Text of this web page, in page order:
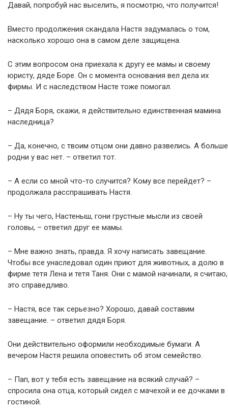
Давай, попробуй нас выселить, я посмотрю, что получится!
Вместо продолжения скандала Настя задумалась о том,
насколько хорошо она в самом деле защищена.
С этим вопросом она приехала к другу ее мамы и своему
юристу, дяде Боре. Он с момента основания вел дела их
фирмы. И с наследством Насте тоже помогал.
– Дядя Боря, скажи, я действительно единственная мамина
наследница?
– Да, конечно, с твоим отцом они давно развелись. А больше
родни у вас нет. – ответил тот.
– А если со мной что-то случится? Кому все перейдет? –
продолжала расспрашивать Настя.
– Ну ты чего, Настеныш, гони грустные мысли из своей
головы, – ответил друг ее мамы.
– Мне важно знать, правда. Я хочу написать завещание.
Чтобы все унаследовал один приют для животных, а долю в
фирме тетя Лена и тетя Таня. Они с мамой начинали, я считаю,
это справедливо.
– Настя, все так серьезно? Хорошо, давай составим
завещание. – ответил дядя Боря.
Они действительно оформили необходимые бумаги. А
вечером Настя решила оповестить об этом семейство.
– Пап, вот у тебя есть завещание на всякий случай? –
спросила она отца, который сидел с мачехой и ее дочками в
гостиной.